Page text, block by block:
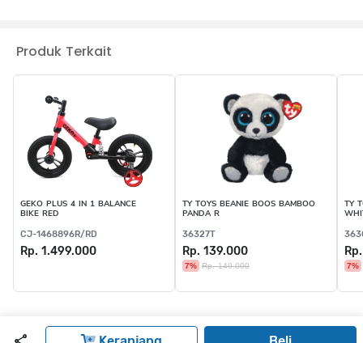
Produk Terkait
GEKO PLUS 4 IN 1 BALANCE
BIKE RED
CJ-1468896R/RD
Rp. 1.499.000
TY TOYS BEANIE BOOS BAMBOO
PANDA R
36327T
Rp. 139.000
7% Rp. 149.000
TY
7%